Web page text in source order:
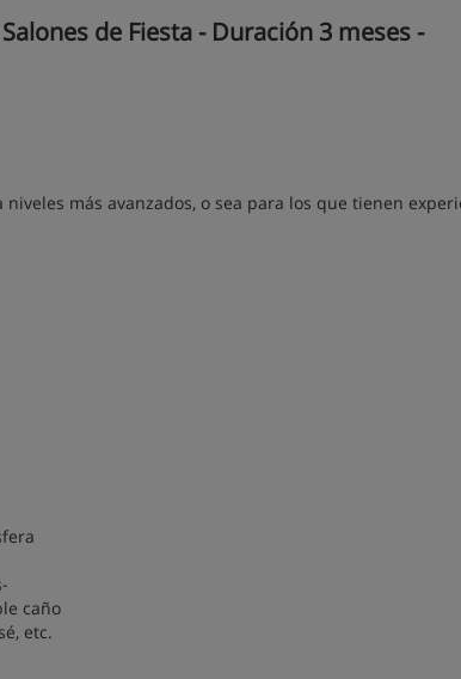
de Fiesta - Duración 3 meses -
más avanzados, o sea para los que tienen
caño
etc.